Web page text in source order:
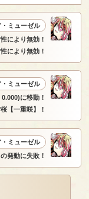
・ミューゼル
により無効！
により無効！
・ミューゼル
に移動！
【一重咲】！
・ミューゼル
発動に失敗！